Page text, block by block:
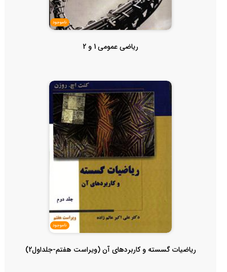
ناموجود
ریاضی عمومی 1 و 2
ناموجود
ریاضیات گسسته و کاربردهای آن (ویراست هفتم-جلداول2)